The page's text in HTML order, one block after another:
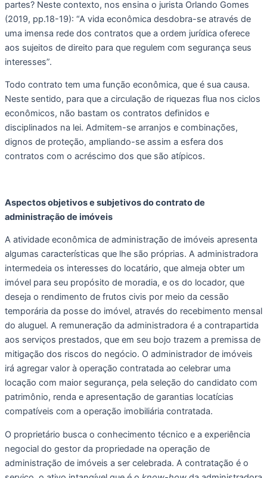
partes? Neste contexto, nos ensina o jurista Orlando Gomes
(2019, pp.18-19): “A vida econômica desdobra-se através de
uma imensa rede dos contratos que a ordem jurídica oferece
aos sujeitos de direito para que regulem com segurança seus
interesses”.
Todo contrato tem uma função econômica, que é sua causa.
Neste sentido, para que a circulação de riquezas flua nos ciclos
econômicos, não bastam os contratos definidos e
disciplinados na lei. Admitem-se arranjos e combinações,
dignos de proteção, ampliando-se assim a esfera dos
contratos com o acréscimo dos que são atípicos.
Aspectos objetivos e subjetivos do contrato de
administração de imóveis
A atividade econômica de administração de imóveis apresenta
algumas características que lhe são próprias. A administradora
intermedeia os interesses do locatário, que almeja obter um
imóvel para seu propósito de moradia, e os do locador, que
deseja o rendimento de frutos civis por meio da cessão
temporária da posse do imóvel, através do recebimento mensal
do aluguel. A remuneração da administradora é a contrapartida
aos serviços prestados, que em seu bojo trazem a premissa de
mitigação dos riscos do negócio. O administrador de imóveis
irá agregar valor à operação contratada ao celebrar uma
locação com maior segurança, pela seleção do candidato com
patrimônio, renda e apresentação de garantias locatícias
compatíveis com a operação imobiliária contratada.
O proprietário busca o conhecimento técnico e a experiência
negocial do gestor da propriedade na operação de
administração de imóveis a ser celebrada. A contratação é o